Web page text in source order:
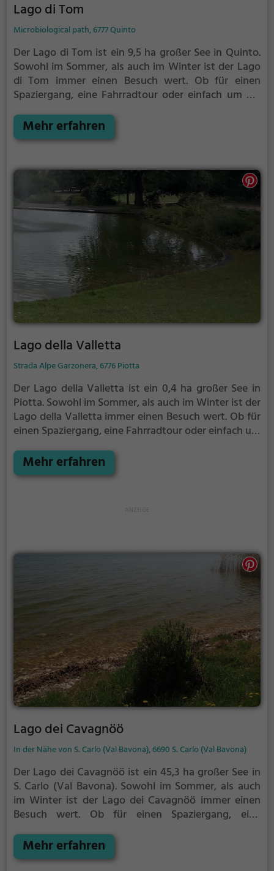
Lago di Tom
Microbiological path, 6777 Quinto
Der Lago di Tom ist ein 9,5 ha großer See in Quinto.
Sowohl im Sommer, als auch im Winter ist der Lago
di Tom immer einen Besuch wert. Ob für einen
Spaziergang, eine Fahrradtour oder einfach um die
zahlreiche Möglichkeiten für Freizeitaktivitäten.
Mehr erfahren
Lago della Valletta
Strada Alpe Garzonera, 6776 Piotta
Der Lago della Valletta ist ein 0,4 ha großer See in
Piotta.Sowohl im Sommer, als auch im Winter ist der
Lago della Valletta immer einen Besuch wert. Ob für
einen Spaziergang, eine Fahrradtour oder einfach um
zahlreiche Möglichkeiten für Freizeitaktivitäten.
Mehr erfahren
Lago dei Cavagnöö
In der Nähe von S. Carlo (Val Bavona), 6690 S. Carlo (Val Bavona)
Der Lago dei Cavagnöö ist ein 45,3 ha großer See in
S. Carlo (Val Bavona). Sowohl im Sommer, als auch
im Winter ist der Lago dei Cavagnöö immer einen
Besuch wert. Ob für einen Spaziergang, eine
der Lago dei Cavagnöö bietet zahlreiche
Möglichkeiten für Freizeitaktivitäten.
Mehr erfahren